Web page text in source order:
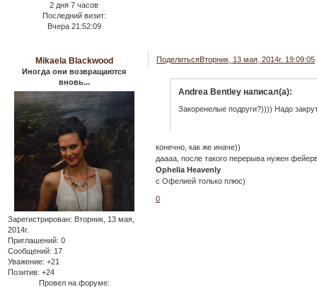
2 дня 7 часов
Последний визит:
Вчера 21:52:09
ПоделитьсяВторник, 13 мая, 2014г. 19:09:05
Mikaela Blackwood
Иногда они возвращаются
вновь...
Зарегистрирован: Вторник, 13 мая,
2014г.
Приглашений: 0
Сообщений: 17
Уважение: +21
Позитив: +24
Провел на форуме:
Andrea Bentley написал(а):
Закоренелые подруги?)))) Надо
конечно, как же иначе))
даааа, после такого перерыва нужен
Ophelia Heavenly
с Офелией только плюс)
0